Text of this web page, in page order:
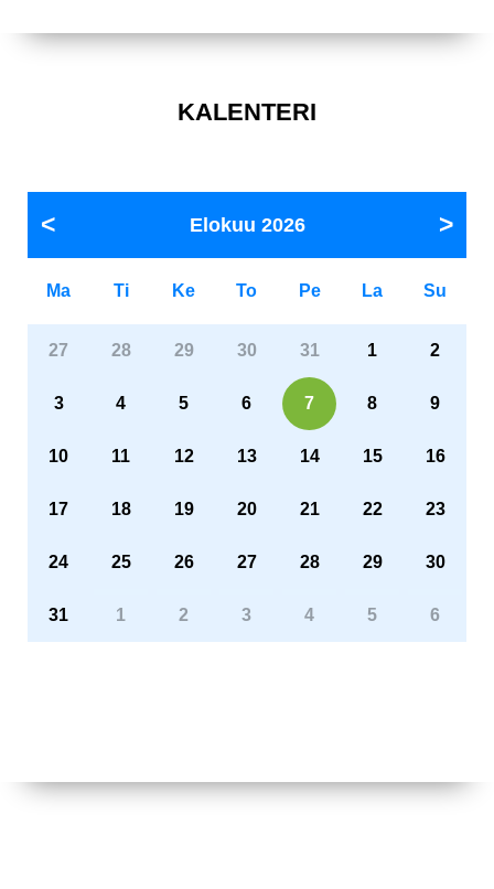
KALENTERI
Elokuu 2026
Ma Ti Ke To Pe La Su
27 28 29 30 31 1 2
3 4 5 6 7 8 9
10 11 12 13 14 15 16
17 18 19 20 21 22 23
24 25 26 27 28 29 30
31 1 2 3 4 5 6